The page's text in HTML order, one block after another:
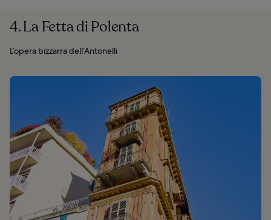
4. La Fetta di Polenta
L’opera bizzarra dell’Antonelli